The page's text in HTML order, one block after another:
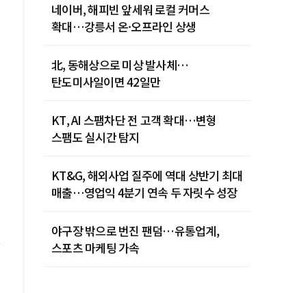
네이버, 해피빈 앞세워 로컬 커머스
확대…강릉서 온·오프라인 상생
北, 동해상으로 미상 발사체…
탄도미사일이면 42일만
KT, AI 스팸차단 전 고객 확대…변형
스팸도 실시간 탐지
KT&G, 해외사업 질주에 역대 상반기 최대
매출…영업익 4분기 연속 두 자릿수 성장
야구장 밖으로 번진 팬덤…유통업계,
스포츠 마케팅 가속